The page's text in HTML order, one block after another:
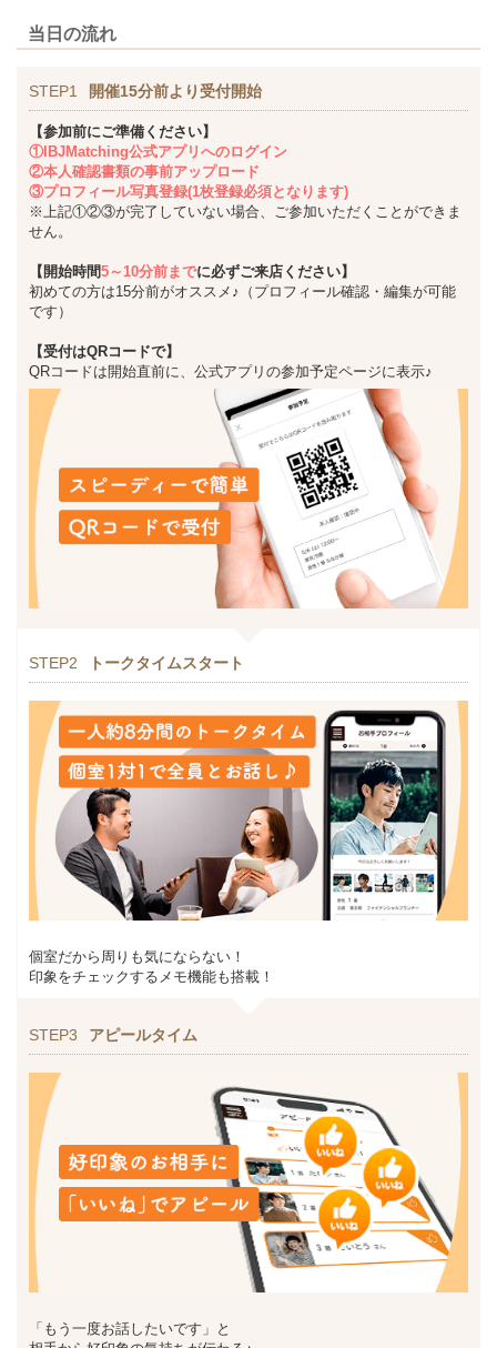
当日の流れ
STEP1 開催15分前より受付開始
【参加前にご準備ください】
①IBJMatching公式アプリへのログイン
②本人確認書類の事前アップロード
③プロフィール写真登録(1枚登録必須となります)
※上記①②③が完了していない場合、ご参加いただくことができま
せん。
【開始時間5～10分前までに必ずご来店ください】
初めての方は15分前がオススメ♪（プロフィール確認・編集が可能
です）
【受付はQRコードで】
QRコードは開始直前に、公式アプリの参加予定ページに表示♪
STEP2 トークタイムスタート
個室だから周りも気にならない！
印象をチェックするメモ機能も搭載！
STEP3 アピールタイム
「もう一度お話したいです」と